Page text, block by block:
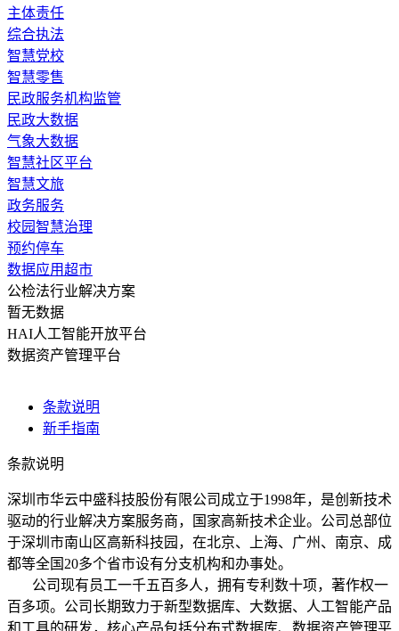
主体责任
综合执法
智慧党校
智慧零售
民政服务机构监管
民政大数据
气象大数据
智慧社区平台
智慧文旅
政务服务
校园智慧治理
预约停车
数据应用超市
公检法行业解决方案
暂无数据
HAI人工智能开放平台
数据资产管理平台
条款说明
新手指南
条款说明
深圳市华云中盛科技股份有限公司成立于1998年，是创新技术
驱动的行业解决方案服务商，国家高新技术企业。公司总部位
于深圳市南山区高新科技园，在北京、上海、广州、南京、成
都等全国20多个省市设有分支机构和办事处。
公司现有员工一千五百多人，拥有专利数十项，著作权一
百多项。公司长期致力于新型数据库、大数据、人工智能产品
和工具的研发，核心产品包括分布式数据库、数据资产管理平